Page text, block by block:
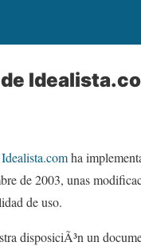
Idealista.comha
de 2003, unas
de uso.
disposiciÃ³n un